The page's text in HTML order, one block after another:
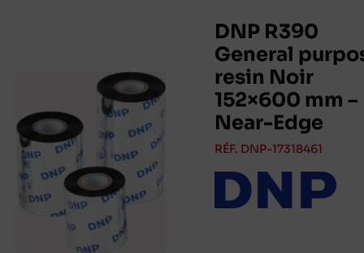
DNP R390
General
resin Noir
152×600 mm –
Near-Edge
RÉF. DNP-17318461